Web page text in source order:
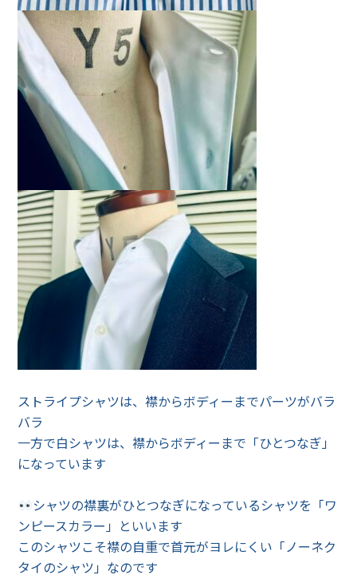
ストライプシャツは、襟からボディーまでパーツがバラ
バラ
一方で白シャツは、襟からボディーまで「ひとつなぎ」
になっています
シャツの襟裏がひとつなぎになっているシャツを「ワ
ンピースカラー」といいます
このシャツこそ襟の自重で首元がヨレにくい「ノーネク
タイのシャツ」なのです